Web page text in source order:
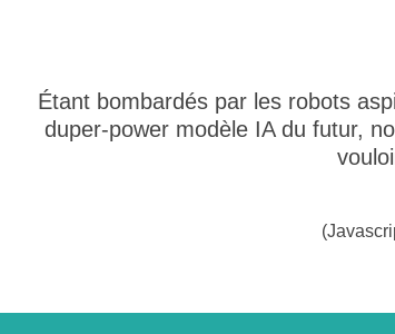
Étant bombardés par les robots
duper-power modèle IA du futur,